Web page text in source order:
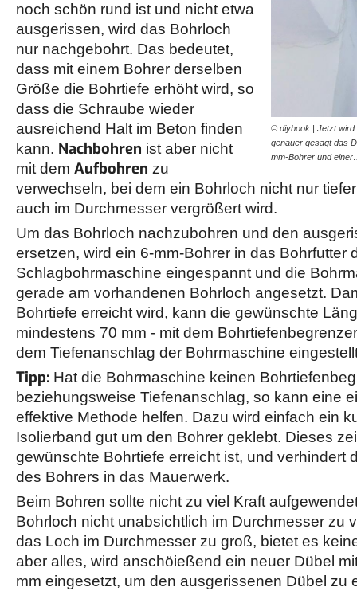
© diybook | Jetzt wird
genauer gesagt das
mm-Bohrer und
noch schön rund ist und nicht etwa
ausgerissen, wird das Bohrloch
nur nachgebohrt. Das bedeutet,
dass mit einem Bohrer derselben
Größe die Bohrtiefe erhöht wird, so
dass die Schraube wieder
ausreichend Halt im Beton finden
kann. Nachbohren ist aber nicht
mit dem Aufbohren zu
verwechseln, bei dem ein Bohrloch nicht nur
auch im Durchmesser vergrößert wird.
Um das Bohrloch nachzubohren und den
ersetzen, wird ein 6-mm-Bohrer in das Bohrfutter
Schlagbohrmaschine eingespannt und die
gerade am vorhandenen Bohrloch angesetzt.
Bohrtiefe erreicht wird, kann die gewünschte
mindestens 70 mm - mit dem
dem Tiefenanschlag der Bohrmaschine
Tipp: Hat die Bohrmaschine keinen
beziehungsweise Tiefenanschlag, so kann eine
effektive Methode helfen. Dazu wird einfach ein
Isolierband gut um den Bohrer geklebt. Dieses
gewünschte Bohrtiefe erreicht ist, und verhindert
des Bohrers in das Mauerwerk.
Beim Bohren sollte nicht zu viel Kraft
Bohrloch nicht unabsichtlich im Durchmesser zu
das Loch im Durchmesser zu groß, bietet es
aber alles, wird anschöießend ein neuer Dübel
mm eingesetzt, um den ausgerissenen Dübel zu